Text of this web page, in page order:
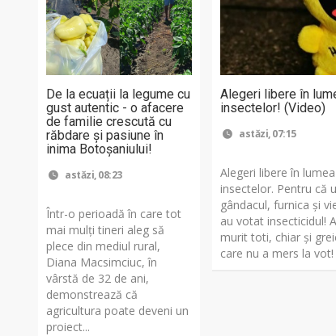
De la ecuații la legume cu
gust autentic - o afacere
de familie crescută cu
răbdare și pasiune în
inima Botoșaniului!
astăzi, 08:23
Într-o perioadă în care tot
mai mulți tineri aleg să
plece din mediul rural,
Diana Macsimciuc, în
vârstă de 32 de ani,
demonstrează că
agricultura poate deveni un
proiect...
Alegeri libere în
insectelor! (Video)
astăzi, 07:15
Alegeri libere în lumea
insectelor. Pentru că
gândacul, furnica și
au votat insecticidul!
murit toti, chiar și
care nu a mers la vot!